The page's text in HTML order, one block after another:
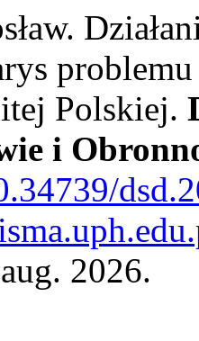
Polskiej.
i
2026.